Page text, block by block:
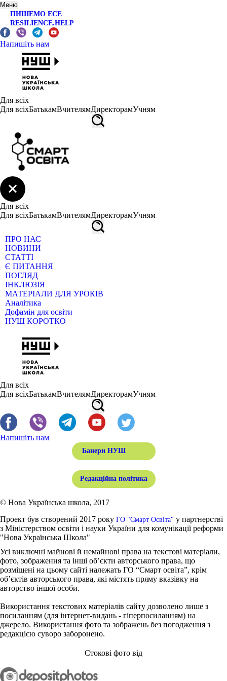
Меню
ПИШЕМО ЕСЕ
RESILIENCE.HELP
Напишіть нам
Для всіх
Для всіхБатькамВчителямДиректорамУчням
Для всіх
Для всіхБатькамВчителямДиректорамУчням
ПРО НАС
НОВИНИ
СТАТТІ
Є ПИТАННЯ
ПОГЛЯД
ІНКЛЮЗІЯ
МАТЕРІАЛИ ДЛЯ УРОКІВ
Аналітика
Дофамін для освіти
НУШ КОРОТКО
Для всіх
Для всіхБатькамВчителямДиректорамУчням
Напишіть нам
Банери НУШ
Редакційна політика
© Нова Українська школа, 2017
Проект був створений 2017 року ГО "Смарт Освіта" у партнерстві
з Міністерством освіти і науки України для комунікації реформи
"Нова Українська Школа"
Усі виключні майнові й немайнові права на текстові матеріали,
фото, зображення та інші об’єкти авторського права, що
розміщені на цьому сайті належать ГО “Смарт освіта”, крім
об’єктів авторського права, які містять пряму вказівку на
авторство іншої особи.
Використання текстових матеріалів сайту дозволено лише з
посиланням (для інтернет-видань - гіперпосиланням) на
джерело. Використання фото та зображень без погодження з
редакцією суворо заборонено.
Стокові фото від